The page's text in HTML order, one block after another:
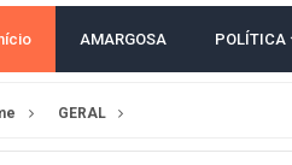
AMARGOSA POLÍTICA
GERAL